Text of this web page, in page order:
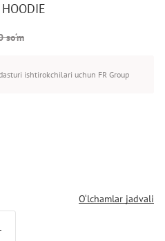
ishtirokchilari uchun FR Group
O‘lchamlar jadvali